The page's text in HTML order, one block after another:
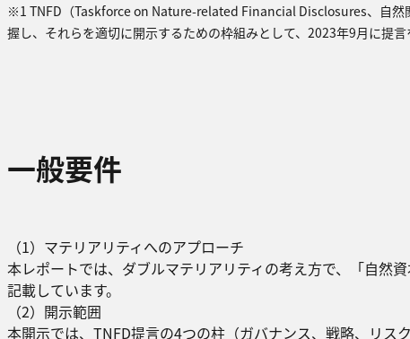
※1 TNFD（Taskforce on Nature-related Financial Disclosures、自然
握し、それらを適切に開示するための枠組みとして、2023年9月に提言
一般要件
（1）マテリアリティへのアプローチ
本レポートでは、ダブルマテリアリティの考え方で、「自然
記載しています。
（2）開示範囲
本開示では、TNFD提言の4つの柱（ガバナンス、戦略、リ